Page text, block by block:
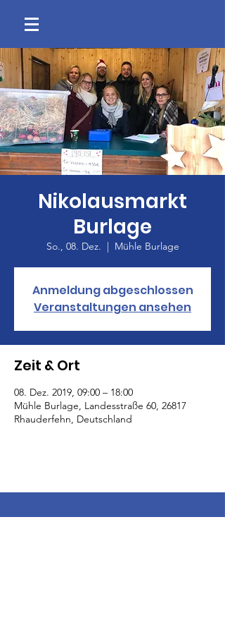
Nikolausmarkt
Burlage
So., 08. Dez.
  |
Mühle Burlage
Anmeldung abgeschlossen
Veranstaltungen ansehen
Zeit & Ort
08. Dez. 2019, 09:00 – 18:00
Mühle Burlage, Landesstraße 60, 26817
Rhauderfehn, Deutschland